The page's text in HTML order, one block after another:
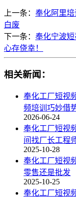
上一条： 奉化阿里
白废
下一条： 奉化宁波
心存侥幸！
相关新闻：
奉化工厂短视
频培训巧妙借
2026-06-24
奉化工厂短视
间找厂长工程
2025-10-28
奉化工厂短视
零售还是批发
2025-10-25
奉化工厂短视